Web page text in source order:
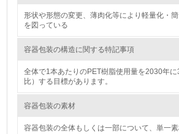
を行っている
具体的な目標や計画を立てている
形状や形態の変更、薄肉化等により軽量化・
を図っている
容器包装の構造に関する特記事項
全体で1本あたりのPET樹脂使用量を2030年
比）する目標があります。
容器包装の素材
容器包装の全体もしくは一部について、単一